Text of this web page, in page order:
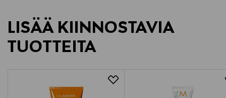
LISÄÄ KIINNOSTAVIA
TUOTTEITA